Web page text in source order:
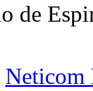
de
Neticom